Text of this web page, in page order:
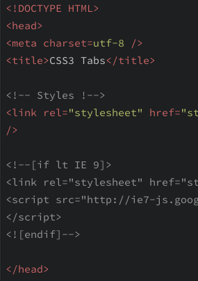
<!DOCTYPE HTML>
<head>
<meta charset=utf-8 />
<title>CSS3 Tabs</title>
<!-- Styles !-->
<link rel="stylesheet" href=
/>
<!--[if lt IE 9]>
<link rel="stylesheet"
<script src="http://ie7-
</script>
<![endif]-->
</head>